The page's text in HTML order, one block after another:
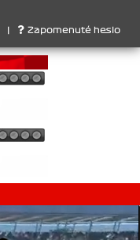
Ferrari . 2.
Zapomenuté heslo